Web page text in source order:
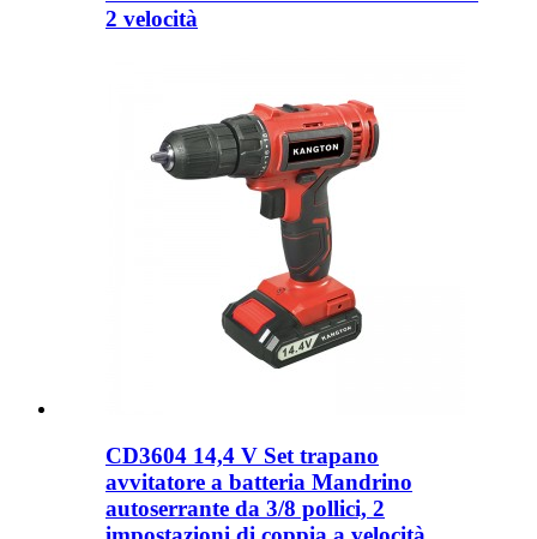
2 velocità
CD3604 14,4 V Set trapano
avvitatore a batteria Mandrino
autoserrante da 3/8 pollici, 2